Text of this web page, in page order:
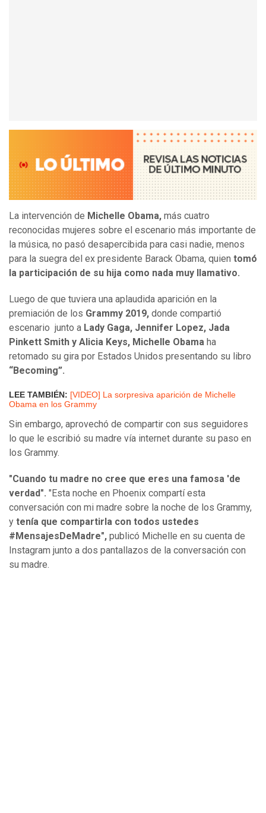
La intervención de Michelle Obama, más cuatro
reconocidas mujeres sobre el escenario más importante de
la música, no pasó desapercibida para casi nadie, menos
para la suegra del ex presidente Barack Obama, quien tomó
la participación de su hija como nada muy llamativo.
Luego de que tuviera una aplaudida aparición en la
premiación de los Grammy 2019, donde compartió
escenario junto a Lady Gaga, Jennifer Lopez, Jada
Pinkett Smith y Alicia Keys, Michelle Obama ha
retomado su gira por Estados Unidos presentando su libro
“Becoming”.
LEE TAMBIÉN: [VIDEO] La sorpresiva aparición de Michelle
Obama en los Grammy
Sin embargo, aprovechó de compartir con sus seguidores
lo que le escribió su madre vía internet durante su paso en
los Grammy.
"Cuando tu madre no cree que eres una famosa 'de
verdad". "Esta noche en Phoenix compartí esta
conversación con mi madre sobre la noche de los Grammy,
y tenía que compartirla con todos ustedes
#MensajesDeMadre", publicó Michelle en su cuenta de
Instagram junto a dos pantallazos de la conversación con
su madre.